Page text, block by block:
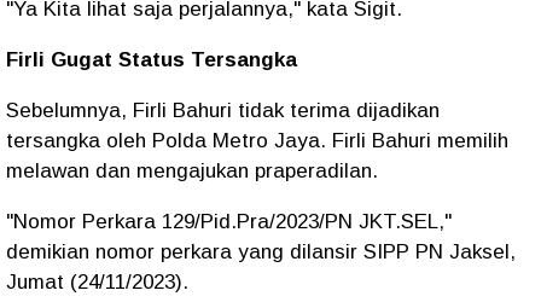
"Ya Kita lihat saja perjalannya," kata Sigit.
Firli Gugat Status Tersangka
Sebelumnya, Firli Bahuri tidak terima dijadikan
tersangka oleh Polda Metro Jaya. Firli Bahuri memilih
melawan dan mengajukan praperadilan.
"Nomor Perkara 129/Pid.Pra/2023/PN JKT.SEL,"
demikian nomor perkara yang dilansir SIPP PN Jaksel,
Jumat (24/11/2023).